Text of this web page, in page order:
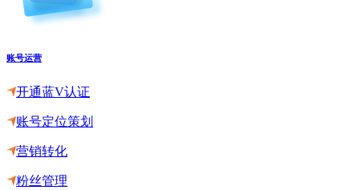
账号运营
开通蓝V认证
账号定位策划
营销转化
粉丝管理